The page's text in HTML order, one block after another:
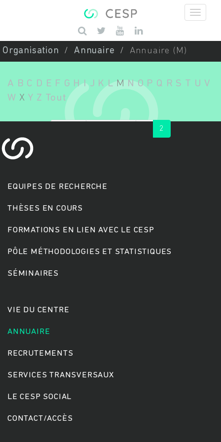
Saisissez vos mots-clés
Organisation Annuaire Annuaire (M)
A B C D E F G H I J K L M N O P Q R S T U V
W X Y Z Tout
2
EQUIPES DE RECHERCHE
THÈSES EN COURS
FORMATIONS EN LIEN AVEC LE CESP
PÔLE MÉTHODOLOGIES ET STATISTIQUES
SÉMINAIRES
VIE DU CENTRE
ANNUAIRE
RECRUTEMENTS
SERVICES TRANSVERSAUX
LE CESP SOCIAL
CONTACT/ACCÈS